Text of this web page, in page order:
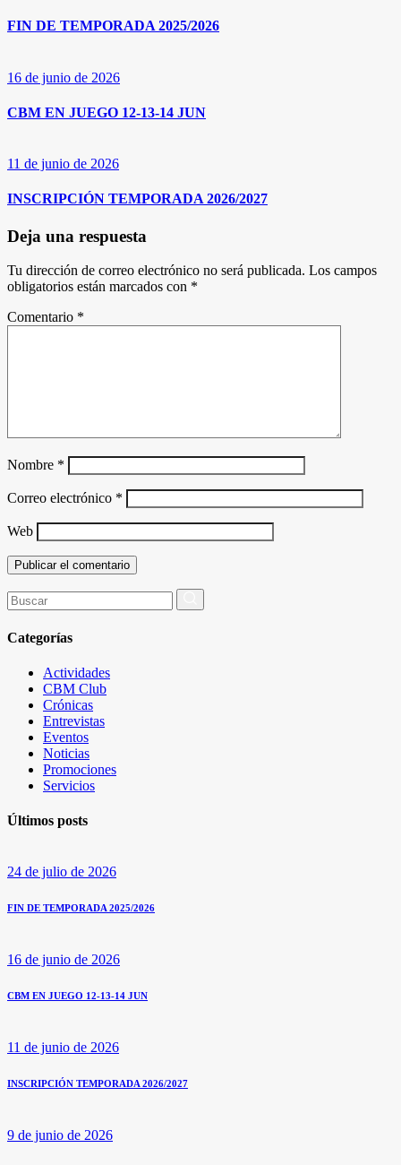
FIN DE TEMPORADA 2025/2026
16 de junio de 2026
CBM EN JUEGO 12-13-14 JUN
11 de junio de 2026
INSCRIPCIÓN TEMPORADA 2026/2027
Deja una respuesta
Tu dirección de correo electrónico no será publicada. Los campos
obligatorios están marcados con *
Comentario *
Nombre *
Correo electrónico *
Web
Buscar
por:
Categorías
Actividades
CBM Club
Crónicas
Entrevistas
Eventos
Noticias
Promociones
Servicios
Últimos posts
24 de julio de 2026
FIN DE TEMPORADA 2025/2026
16 de junio de 2026
CBM EN JUEGO 12-13-14 JUN
11 de junio de 2026
INSCRIPCIÓN TEMPORADA 2026/2027
9 de junio de 2026